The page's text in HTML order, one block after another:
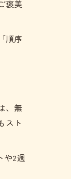
褒美
順序
、無
スト
や2週